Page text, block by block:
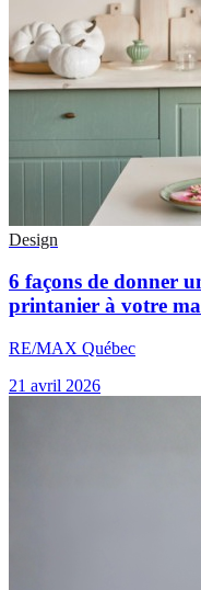
Design
6 façons de donner
printanier à votre
RE/MAX Québec
21 avril 2026